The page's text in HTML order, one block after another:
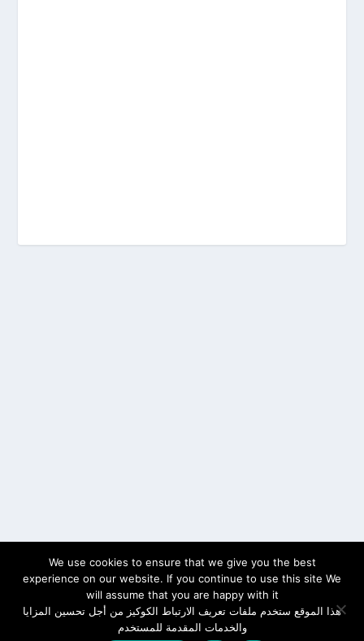
We use cookies to ensure that we give you the best
experience on our website. If you continue to use this site We
will assume that you are happy with it
هذا الموقع ستخدم ملفات تعريف الارتباط الكوكيز من أجل تحسين المزايا
والخدمات المقدمة للمستخدم